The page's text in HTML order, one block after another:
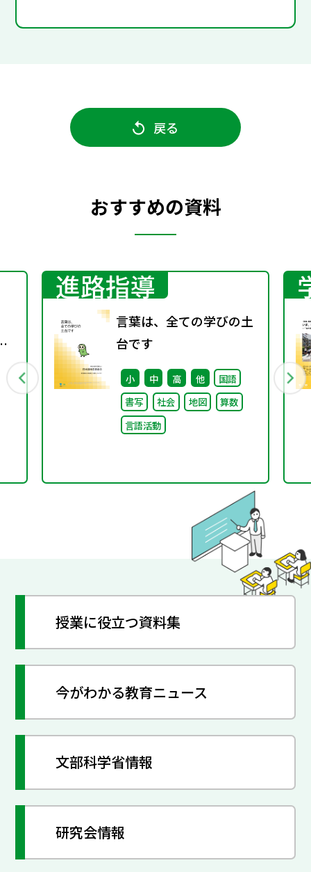
戻る
おすすめの資料
進路指導
言葉は、全ての学びの土
台です
小 中 高 他
国語
書写
社会 地図
算数
言語活動
授業に役立つ資料集
今がわかる教育ニュース
文部科学省情報
研究会情報